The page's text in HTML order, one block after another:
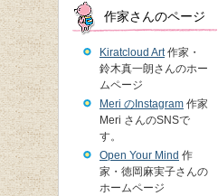
作家さんのページ
Kiratcloud Art作家・
鈴木真一朗さんのホー
ムページ
Meri のInstagram 作家
Meri さんのSNSで
す。
Open Your Mind 作
家・徳岡麻実子さんの
ホームページ